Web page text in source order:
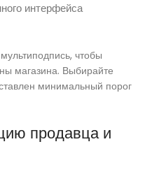
интерфейса
чтобы
магазина. Выбирайте
минимальный порог
продавца и